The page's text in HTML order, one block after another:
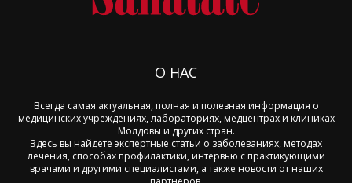
О НАС
Всегда самая актуальная, полная и полезная информация о
медицинских учреждениях, лабораториях, медцентрах и клиниках
Молдовы и других стран.
Здесь вы найдете экспертные статьи о заболеваниях, методах
лечения, способах профилактики, интервью с практикующими
врачами и другими специалистами, а также новости от наших